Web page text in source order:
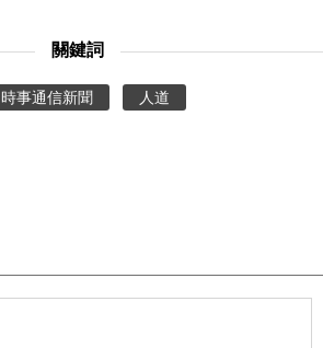
關鍵詞
時事通信新聞 人道